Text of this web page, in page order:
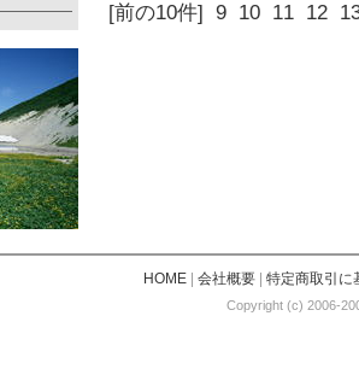
[前の10件] 9 10 11 12
HOME| 会社概要| 特定商取引に
Copyright (c) 2006-